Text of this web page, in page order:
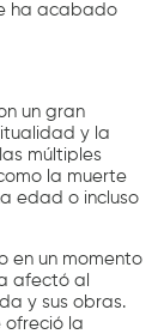
ha acabado
un gran
y la
múltiples
la muerte
edad o incluso
en un momento
afectó al
y sus obras.
ofreció la